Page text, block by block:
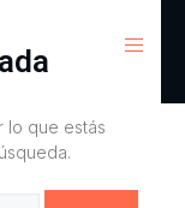
lo que estás